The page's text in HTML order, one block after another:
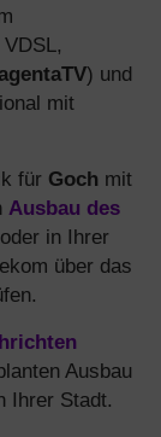
) und
mit
für Goch mit
Ausbau des
in Ihrer
über das
Ausbau
Ihrer Stadt.